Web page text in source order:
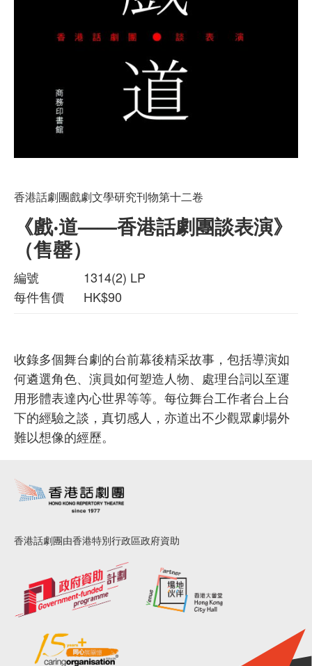
香港話劇團戲劇文學研究刊物第十二卷
《戲‧道——香港話劇團談表演》
（售罄）
編號
1314(2) LP
每件售價
HK$90
收錄多個舞台劇的台前幕後精采故事，包括導演如
何遴選角色、演員如何塑造人物、處理台詞以至運
用形體表達內心世界等等。每位舞台工作者台上台
下的經驗之談，真切感人，亦道出不少觀眾劇場外
難以想像的經歷。
香港話劇團由香港特別行政區政府資助